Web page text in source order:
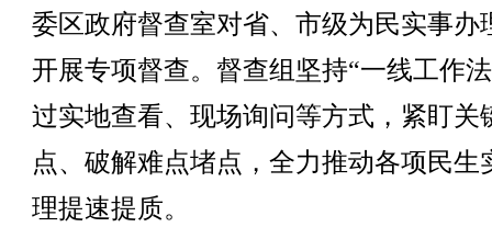
委区政府督查室对省、市级为民实事办
开展专项督查。督查组坚持“一线工作
过实地查看、现场询问等方式，紧盯关
点、破解难点堵点，全力推动各项民生
理提速提质。